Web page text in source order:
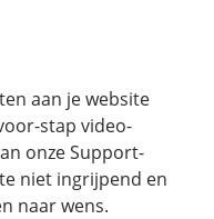
aan je website
stap video-
onze Support-
niet ingrijpend en
naar wens.